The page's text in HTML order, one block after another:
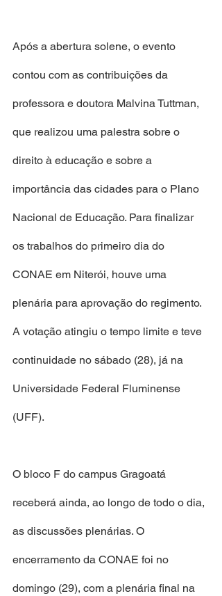
Após a abertura solene, o evento
contou com as contribuições da
professora e doutora Malvina Tuttman,
que realizou uma palestra sobre o
direito à educação e sobre a
importância das cidades para o Plano
Nacional de Educação. Para finalizar
os trabalhos do primeiro dia do
CONAE em Niterói, houve uma
plenária para aprovação do regimento.
A votação atingiu o tempo limite e teve
continuidade no sábado (28), já na
Universidade Federal Fluminense
(UFF).
O bloco F do campus Gragoatá
receberá ainda, ao longo de todo o dia,
as discussões plenárias. O
encerramento da CONAE foi no
domingo (29), com a plenária final na